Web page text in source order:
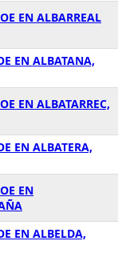
EN ALBARREAL
EN ALBATANA,
EN ALBATARREC,
EN ALBATERA,
EN
EN ALBELDA,